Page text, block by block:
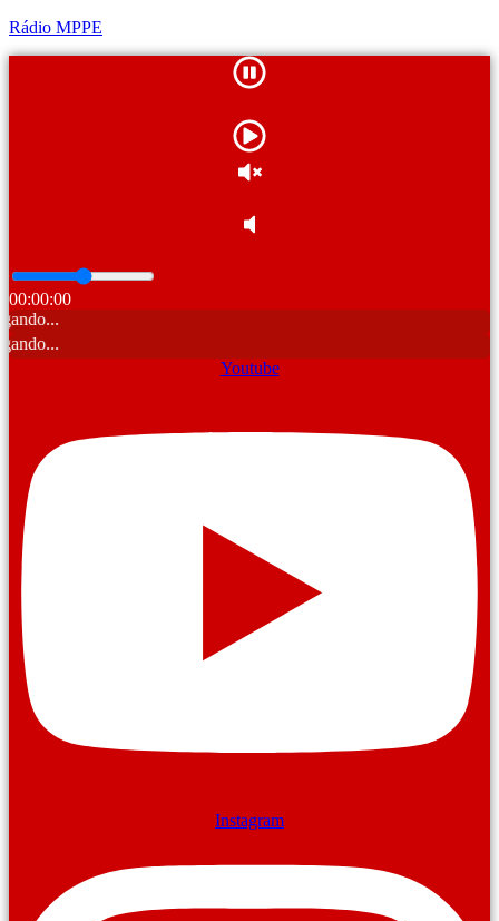
Rádio MPPE
00:00:00
Youtube
Instagram